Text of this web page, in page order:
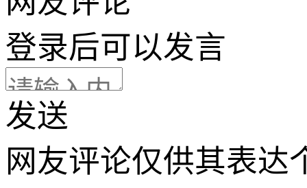
登录后可以发言
发送
网友评论仅供其表达